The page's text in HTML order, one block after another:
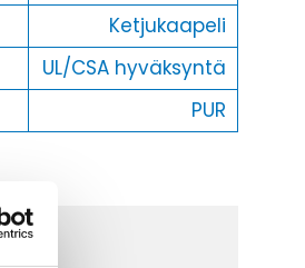
Ketjukaapeli
UL/CSA hyväksyntä
PUR